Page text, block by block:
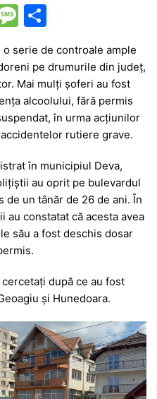
M
e
s
s
a
g
ta
je
a
z
o serie de controale ample
pe drumurile din județ,
Mai mulți șoferi au fost
alcoolului, fără permis
în urma acțiunilor
rutiere grave.
în municipiul Deva,
au oprit pe bulevardul
de un tânăr de 26 de ani. În
au constatat că acesta avea
său a fost deschis dosar
după ce au fost
și Hunedoara.